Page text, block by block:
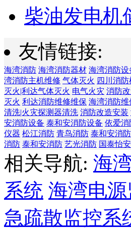
柴油发电机
友情链接:
海湾消防 海湾消防器材 海湾消防设
湾消防主机维修 气体灭火 四川消
灭火|利达气体灭火 电气火灾 消防
灭火 利达消防维修维保 海湾消防维
清洗|火灾探测器清洗 消防改造安装
安消防设备 泰和安消防设备 依爱消
仪器 松江消防 青鸟消防 泰和安消防
消防 泰和安消防 艺光消防 国泰怡
相关导航: 海
系统 海湾电
急疏散监控系